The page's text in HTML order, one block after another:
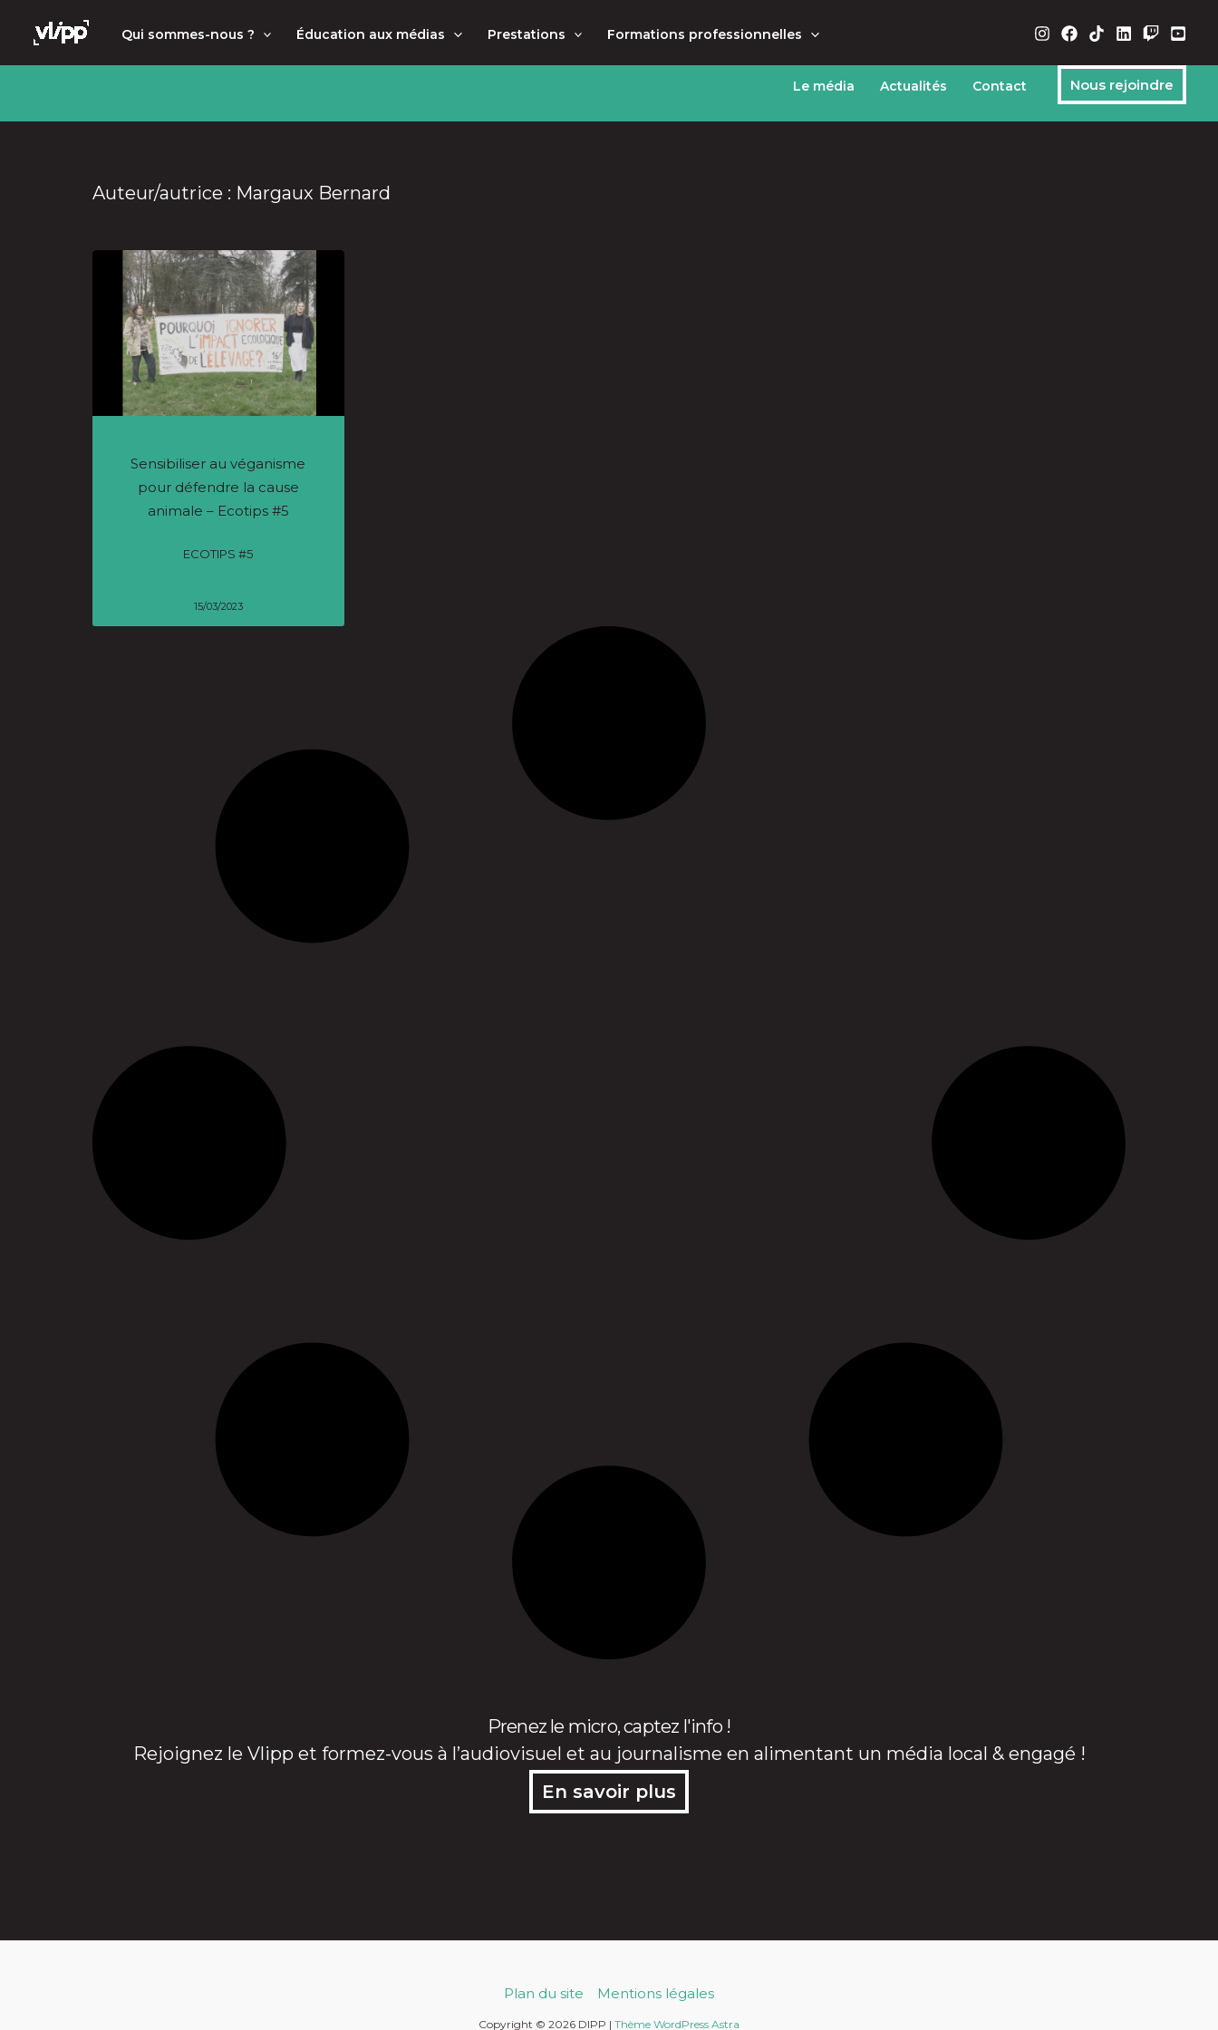
principal
Qui sommes-nous ? Éducation aux médias Prestations Formations professionnelles
Le média Actualités Contact Nous rejoindre
Auteur/autrice : Margaux Bernard
Sensibiliser au véganisme
pour défendre la cause
animale – Ecotips #5
ECOTIPS #5
15/03/2023
Prenez le micro, captez l'info !
Rejoignez le Vlipp et formez-vous à l’audiovisuel et au journalisme en alimentant un média local & engagé !
En savoir plus
Plan du site Mentions légales
Copyright © 2026 DIPP | Thème WordPress Astra